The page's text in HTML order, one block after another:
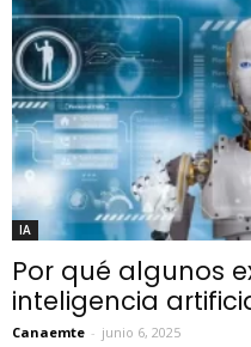
IA
Por qué algunos
inteligencia
Canaemte - junio 6, 2025